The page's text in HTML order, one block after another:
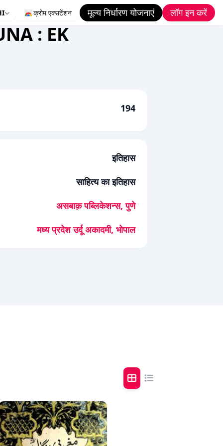
क्रोम एक्सटेंशन मूल्य निर्धारण योजनाएं लॉग इन करें
: EK
194
इतिहास
साहित्य का इतिहास
असबाक़ पब्लिकेशन्स, पुणे
मध्य प्रदेश उर्दू अकादमी, भोपाल